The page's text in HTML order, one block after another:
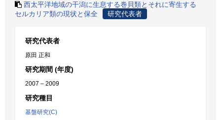
西太平洋地域の干潟に生息する巻貝類とそれに寄生する
セルカリア類の現状と保全
研究代表者
研究代表者
原田 正和
研究期間 (年度)
2007 – 2009
研究種目
基盤研究(C)